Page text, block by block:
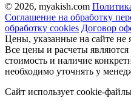
© 2026, myakish.com
Соглашение на обработку
обработку cookies Договор
Цены, указанные на сайте не
Все цены и расчеты
стоимость и наличие
необходимо уточнять у
Сайт использует cookie-